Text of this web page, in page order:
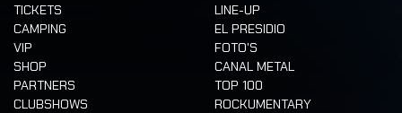
TICKETS
CAMPING
VIP
SHOP
PARTNERS
CLUBSHOWS
LINE-UP
EL PRESIDIO
FOTO'S
CANAL METAL
TOP 100
ROCKUMENTARY